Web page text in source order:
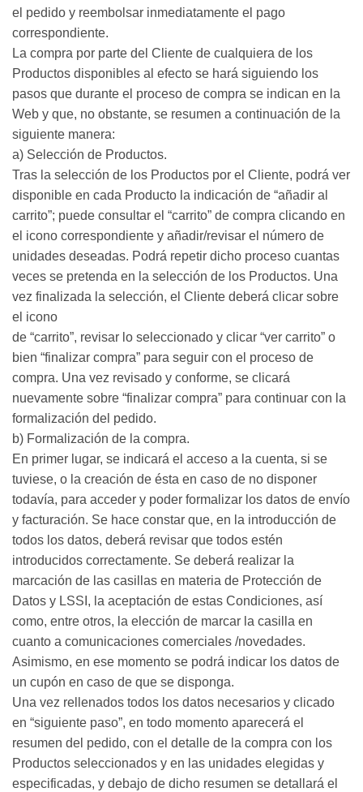
el pedido y reembolsar inmediatamente el pago
correspondiente.
La compra por parte del Cliente de cualquiera de los
Productos disponibles al efecto se hará siguiendo los
pasos que durante el proceso de compra se indican en la
Web y que, no obstante, se resumen a continuación de la
siguiente manera:
a) Selección de Productos.
Tras la selección de los Productos por el Cliente, podrá ver
disponible en cada Producto la indicación de “añadir al
carrito”; puede consultar el “carrito” de compra clicando en
el icono correspondiente y añadir/revisar el número de
unidades deseadas. Podrá repetir dicho proceso cuantas
veces se pretenda en la selección de los Productos. Una
vez finalizada la selección, el Cliente deberá clicar sobre
el icono
de “carrito”, revisar lo seleccionado y clicar “ver carrito” o
bien “finalizar compra” para seguir con el proceso de
compra. Una vez revisado y conforme, se clicará
nuevamente sobre “finalizar compra” para continuar con la
formalización del pedido.
b) Formalización de la compra.
En primer lugar, se indicará el acceso a la cuenta, si se
tuviese, o la creación de ésta en caso de no disponer
todavía, para acceder y poder formalizar los datos de envío
y facturación. Se hace constar que, en la introducción de
todos los datos, deberá revisar que todos estén
introducidos correctamente. Se deberá realizar la
marcación de las casillas en materia de Protección de
Datos y LSSI, la aceptación de estas Condiciones, así
como, entre otros, la elección de marcar la casilla en
cuanto a comunicaciones comerciales /novedades.
Asimismo, en ese momento se podrá indicar los datos de
un cupón en caso de que se disponga.
Una vez rellenados todos los datos necesarios y clicado
en “siguiente paso”, en todo momento aparecerá el
resumen del pedido, con el detalle de la compra con los
Productos seleccionados y en las unidades elegidas y
especificadas, y debajo de dicho resumen se detallará el